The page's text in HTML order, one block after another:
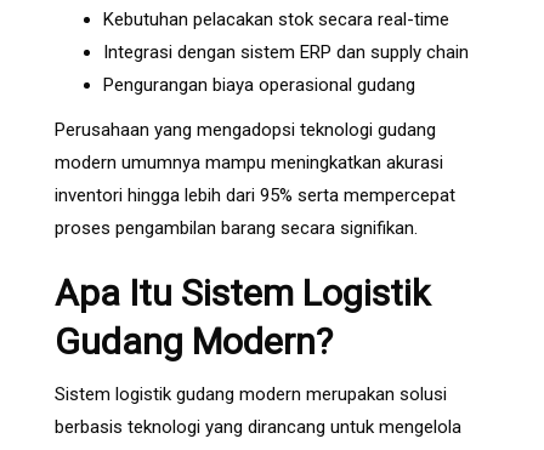
Kebutuhan pelacakan stok secara real-time
Integrasi dengan sistem ERP dan supply chain
Pengurangan biaya operasional gudang
Perusahaan yang mengadopsi teknologi gudang
modern umumnya mampu meningkatkan akurasi
inventori hingga lebih dari 95% serta mempercepat
proses pengambilan barang secara signifikan.
Apa Itu Sistem Logistik
Gudang Modern?
Sistem logistik gudang modern merupakan solusi
berbasis teknologi yang dirancang untuk mengelola